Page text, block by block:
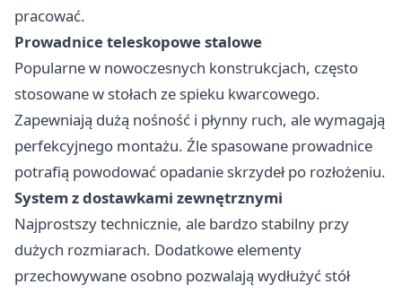
pracować.
Prowadnice teleskopowe stalowe
Popularne w nowoczesnych konstrukcjach, często
stosowane w stołach ze spieku kwarcowego.
Zapewniają dużą nośność i płynny ruch, ale wymagają
perfekcyjnego montażu. Źle spasowane prowadnice
potrafią powodować opadanie skrzydeł po rozłożeniu.
System z dostawkami zewnętrznymi
Najprostszy technicznie, ale bardzo stabilny przy
dużych rozmiarach. Dodatkowe elementy
przechowywane osobno pozwalają wydłużyć stół